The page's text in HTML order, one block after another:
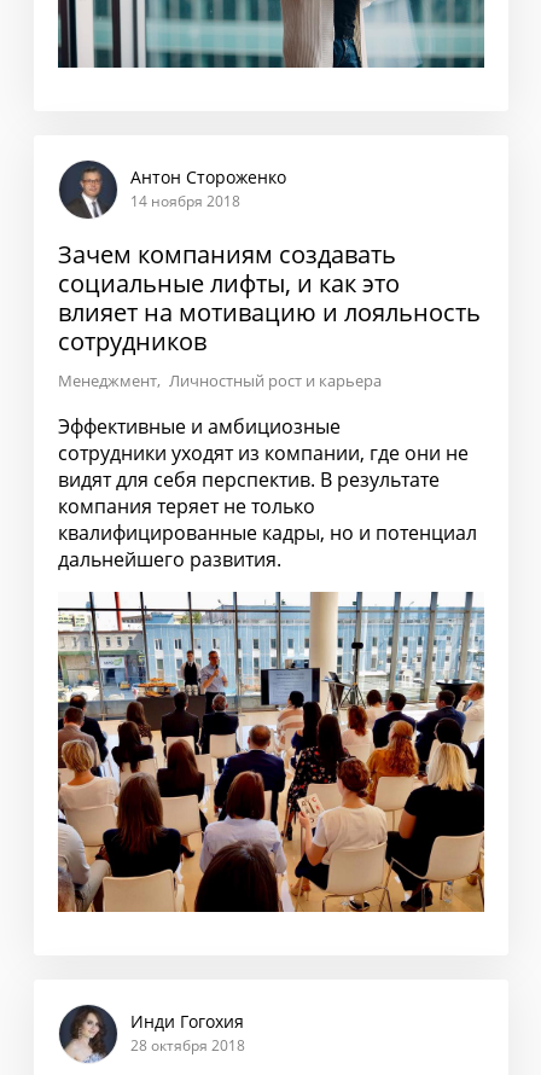
Антон Стороженко
14 ноября 2018
Зачем компаниям создавать
социальные лифты, и как это
влияет на мотивацию и лояльность
сотрудников
Менеджмент Личностный рост и карьера
Эффективные и амбициозные
сотрудники уходят из компании, где они не
видят для себя перспектив. В результате
компания теряет не только
квалифицированные кадры, но и потенциал
дальнейшего развития.
Инди Гогохия
28 октября 2018